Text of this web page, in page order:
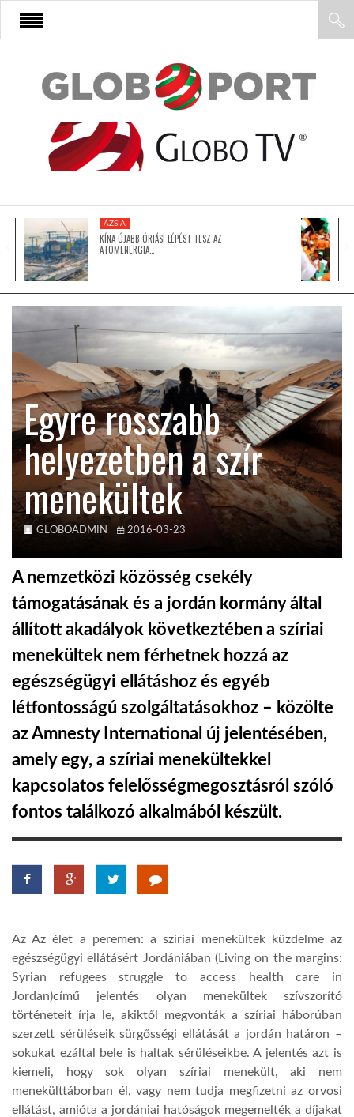
FŐOLDAL
AFRIKA
ÁZSIA
LATIN-AMERIKA
KÖZEL-KELET
AUSZTRÁLIA
A VILÁG ITTHON
HÍR3D
TROPICALMAGAZIN
GLOBOTV
AFRIKA TUDÁSTÁR
A NAP SZÉPE
LINKTR.EE
GLOBOZSARU
LATIMO.HU
ÁZSIA
KÍNA ÚJABB ÓRIÁSI LÉPÉST TESZ AZ
ATOMENERGIA…
Egyre rosszabb
helyezetben a szír
menekültek
GLOBOADMIN 2016-03-23
A nemzetközi közösség csekély
támogatásának és a jordán kormány által
állított akadályok következtében a szíriai
menekültek nem férhetnek hozzá az
egészségügyi ellátáshoz és egyéb
létfontosságú szolgáltatásokhoz – közölte
az Amnesty International új jelentésében,
amely egy, a szíriai menekültekkel
kapcsolatos felelősségmegosztásról szóló
fontos találkozó alkalmából készült.
Az Az élet a peremen: a szíriai menekültek küzdelme az
egészségügyi ellátásért Jordániában (Living on the margins:
Syrian refugees struggle to access health care in
Jordan)című jelentés olyan menekültek szívszorító
történeteit írja le, akiktől megvonták a szíriai háborúban
szerzett sérüléseik sürgősségi ellátását a jordán határon –
sokukat ezáltal bele is haltak sérüléseikbe. A jelentés azt is
kiemeli, hogy sok olyan szíriai menekült, aki nem
menekülttáborban él, vagy nem tudja megfizetni az orvosi
ellátást, amióta a jordániai hatóságok megemelték a díjakat